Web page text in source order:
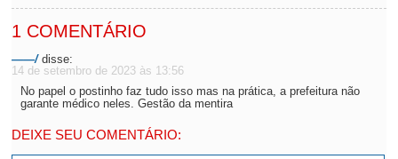
1 COMENTÁRIO
——/ disse:
14 de setembro de 2023 às 13:56
No papel o postinho faz tudo isso mas na prática, a prefeitura não
garante médico neles. Gestão da mentira
DEIXE SEU COMENTÁRIO: